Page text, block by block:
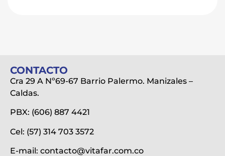
CONTACTO
Cra 29 A Nº69-67 Barrio Palermo. Manizales –
Caldas.
PBX: (606) 887 4421
Cel: (57) 314 703 3572
E-mail: contacto@vitafar.com.co